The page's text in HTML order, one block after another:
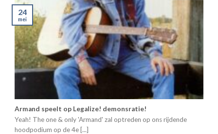
Armand speelt op Legalize! demonsratie!
Yeah! The one & only 'Armand' zal optreden op ons rijdende
hoodpodium op de 4e [...]
24
mei